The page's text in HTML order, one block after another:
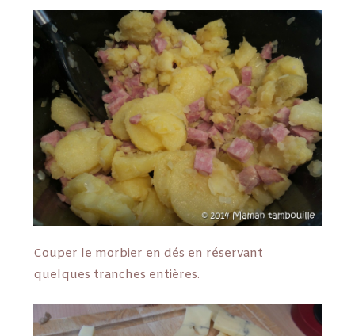
Couper le morbier en dés en réservant
quelques tranches entières.